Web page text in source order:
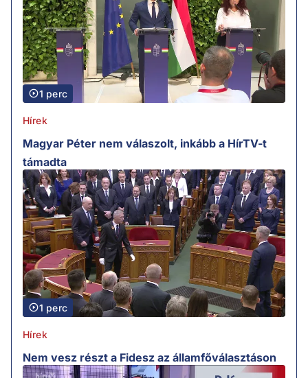
1 perc
Hírek
Magyar Péter nem válaszolt, inkább a HírTV-t
támadta
1 perc
Hírek
Nem vesz részt a Fidesz az államfőválasztáson